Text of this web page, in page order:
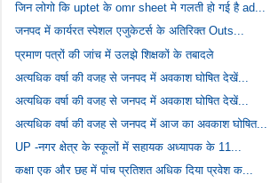
जिन लोगो कि uptet के omr sheet मे गलती हो गई है ad...
जनपद में कार्यरत स्पेशल एजुकेटर्स के अतिरिक्त Outs...
प्रमाण पत्रों की जांच में उलझे शिक्षकों के तबादले
अत्यधिक वर्षा की वजह से जनपद में अवकाश घोषित देखें...
अत्यधिक वर्षा की वजह से जनपद में अवकाश घोषित देखें...
अत्यधिक वर्षा की वजह से जनपद में आज का अवकाश घोषित...
UP -नगर क्षेत्र के स्कूलों में सहायक अध्यापक के 11...
कक्षा एक और छह में पांच प्रतिशत अधिक दिया प्रवेश क...